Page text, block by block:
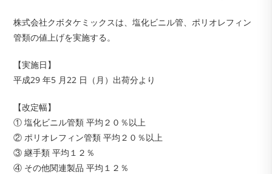
株式会社クボタケミックスは、塩化ビニル管、ポリオレフィン
管類の値上げを実施する。
【実施日】
平成29 年5 月22 日（月）出荷分より
【改定幅】
① 塩化ビニル管類 平均２０％以上
② ポリオレフィン管類 平均２０％以上
③ 継手類 平均１２％
④ その他関連製品 平均１２％